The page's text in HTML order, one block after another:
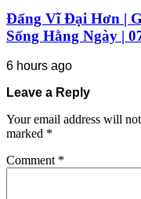
Đấng Vĩ Đại Hơn |
Sống Hằng Ngày |
6 hours ago
Leave a Reply
Your email address will
marked *
Comment *